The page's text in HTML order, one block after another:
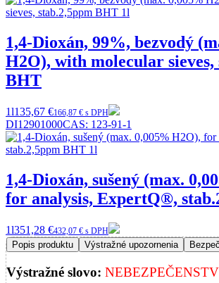
1,4-Dioxán, 99%, bezvodý
H2O), with molecular sieves,
BHT
1l135,67 €166,87 € s DPH
DI12901000CAS: 123-91-1
1,4-Dioxán, sušený (max.
for analysis, ExpertQ®,
1l351,28 €432,07 € s DPH
Popis produktu Výstražné upozornenia
Výstražné slovo: